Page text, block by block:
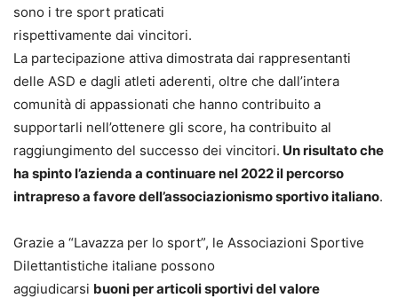
sono i tre sport praticati
rispettivamente dai vincitori.
La partecipazione attiva dimostrata dai rappresentanti
delle ASD e dagli atleti aderenti, oltre che dall’intera
comunità di appassionati che hanno contribuito a
supportarli nell’ottenere gli score, ha contribuito al
raggiungimento del successo dei vincitori. Un risultato che
ha spinto l’azienda a continuare nel 2022 il percorso
intrapreso a favore dell’associazionismo sportivo italiano.
Grazie a “Lavazza per lo sport”, le Associazioni Sportive
Dilettantistiche italiane possono
aggiudicarsi buoni per articoli sportivi del valore